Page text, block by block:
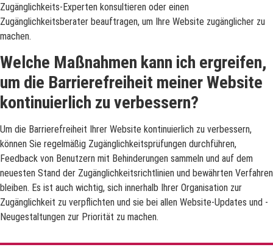
Zugänglichkeits-Experten konsultieren oder einen
Zugänglichkeitsberater beauftragen, um Ihre Website zugänglicher zu
machen.
Welche Maßnahmen kann ich ergreifen,
um die Barrierefreiheit meiner Website
kontinuierlich zu verbessern?
Um die Barrierefreiheit Ihrer Website kontinuierlich zu verbessern,
können Sie regelmäßig Zugänglichkeitsprüfungen durchführen,
Feedback von Benutzern mit Behinderungen sammeln und auf dem
neuesten Stand der Zugänglichkeitsrichtlinien und bewährten Verfahren
bleiben. Es ist auch wichtig, sich innerhalb Ihrer Organisation zur
Zugänglichkeit zu verpflichten und sie bei allen Website-Updates und -
Neugestaltungen zur Priorität zu machen.